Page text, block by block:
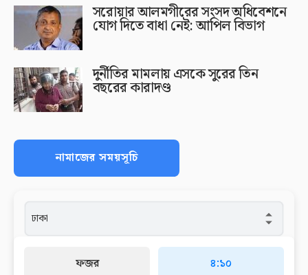
সরোয়ার আলমগীরের সংসদ অধিবেশনে
যোগ দিতে বাধা নেই: আপিল বিভাগ
দুর্নীতির মামলায় এসকে সুরের তিন
বছরের কারাদণ্ড
নামাজের সময়সূচি
ফজর
৪:১০